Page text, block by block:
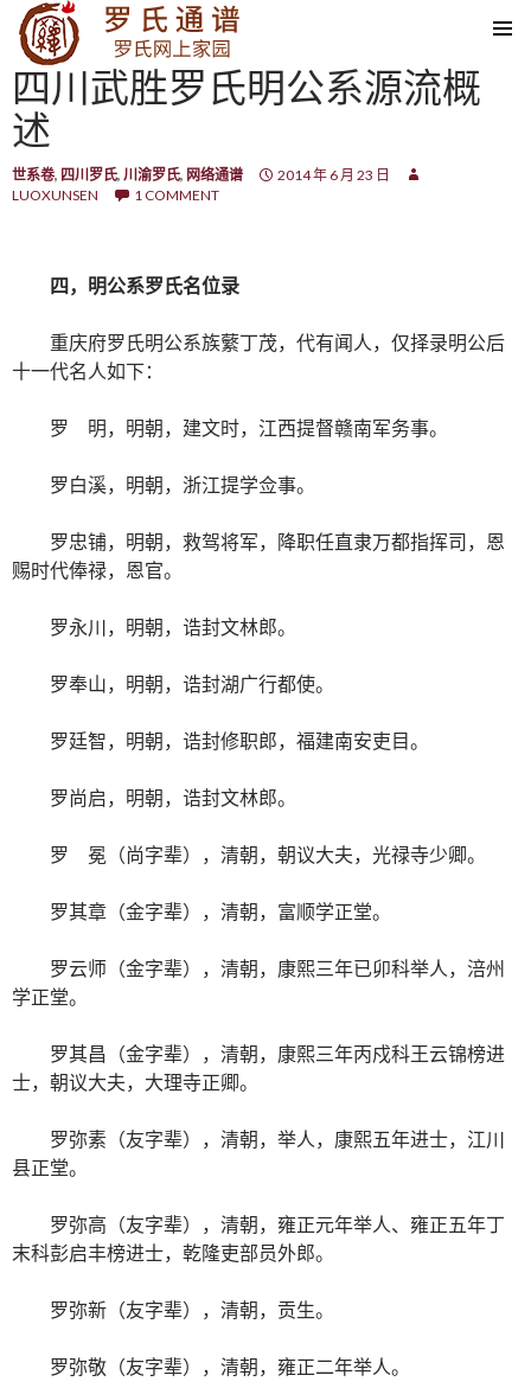
SKIP TO CONTENT
四川武胜罗氏明公系源流概
述
世系卷, 四川罗氏, 川渝罗氏, 网络通谱
2014 年 6 月 23 日
LUOXUNSEN
1 COMMENT
四，明公系罗氏名位录
重庆府罗氏明公系族蘩丁茂，代有闻人，仅择录明公后
十一代名人如下：
罗 明，明朝，建文时，江西提督赣南军务事。
罗白溪，明朝，浙江提学佥事。
罗忠铺，明朝，救驾将军，降职任直隶万都指挥司，恩
赐时代俸禄，恩官。
罗永川，明朝，诰封文林郎。
罗奉山，明朝，诰封湖广行都使。
罗廷智，明朝，诰封修职郎，福建南安吏目。
罗尚启，明朝，诰封文林郎。
罗 冕（尚字辈），清朝，朝议大夫，光禄寺少卿。
罗其章（金字辈），清朝，富顺学正堂。
罗云师（金字辈），清朝，康熙三年已卯科举人，涪州
学正堂。
罗其昌（金字辈），清朝，康熙三年丙戍科王云锦榜进
士，朝议大夫，大理寺正卿。
罗弥素（友字辈），清朝，举人，康熙五年进士，江川
县正堂。
罗弥高（友字辈），清朝，雍正元年举人、雍正五年丁
末科彭启丰榜进士，乾隆吏部员外郎。
罗弥新（友字辈），清朝，贡生。
罗弥敬（友字辈），清朝，雍正二年举人。